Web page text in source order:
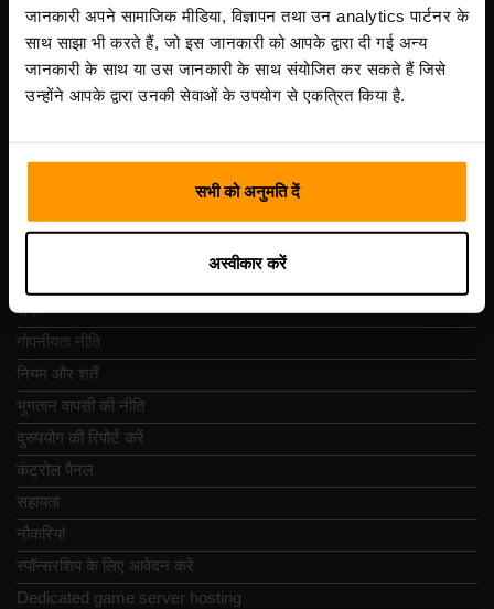
जानकारी अपने सामाजिक मीडिया, विज्ञापन तथा उन analytics पार्टनर के
साथ साझा भी करते हैं, जो इस जानकारी को आपके द्वारा दी गई अन्य
जानकारी के साथ या उस जानकारी के साथ संयोजित कर सकते हैं जिसे
उन्होंने आपके द्वारा उनकी सेवाओं के उपयोग से एकत्रित किया है.
सभी को अनुमति दें
अस्वीकार करें
पंजीकरण कोड: 14652605
VAT संख्या: EE102133820
पता: Harju maakond, Tallinn, Kesklinna linnaosa,
Vesivärava tn 50-201, 10152
त्वरित नेविगेशन
संपर्क
गोपनीयता नीति
नियम और शर्तें
भुगतान वापसी की नीति
दुरुपयोग की रिपोर्ट करें
कंट्रोल पैनल
सहायता
नौकरियां
स्पॉन्सरशिप के लिए आवेदन करें
Dedicated game server hosting